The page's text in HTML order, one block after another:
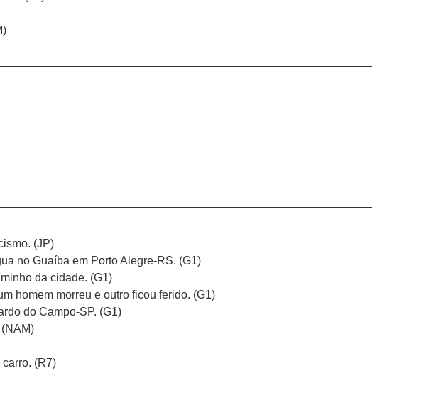
(JP)
no Guaíba em Porto Alegre-RS. (G1)
da cidade. (G1)
homem morreu e outro ficou ferido. (G1)
do Campo-SP. (G1)
(R7)